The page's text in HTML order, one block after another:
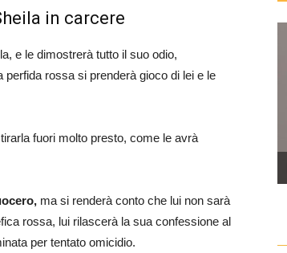
in carcere
e le dimostrerà tutto il suo odio,
rossa si prenderà gioco di lei e le
fuori molto presto, come le avrà
ma si renderà conto che lui non sarà
rossa, lui rilascerà la sua confessione al
per tentato omicidio.